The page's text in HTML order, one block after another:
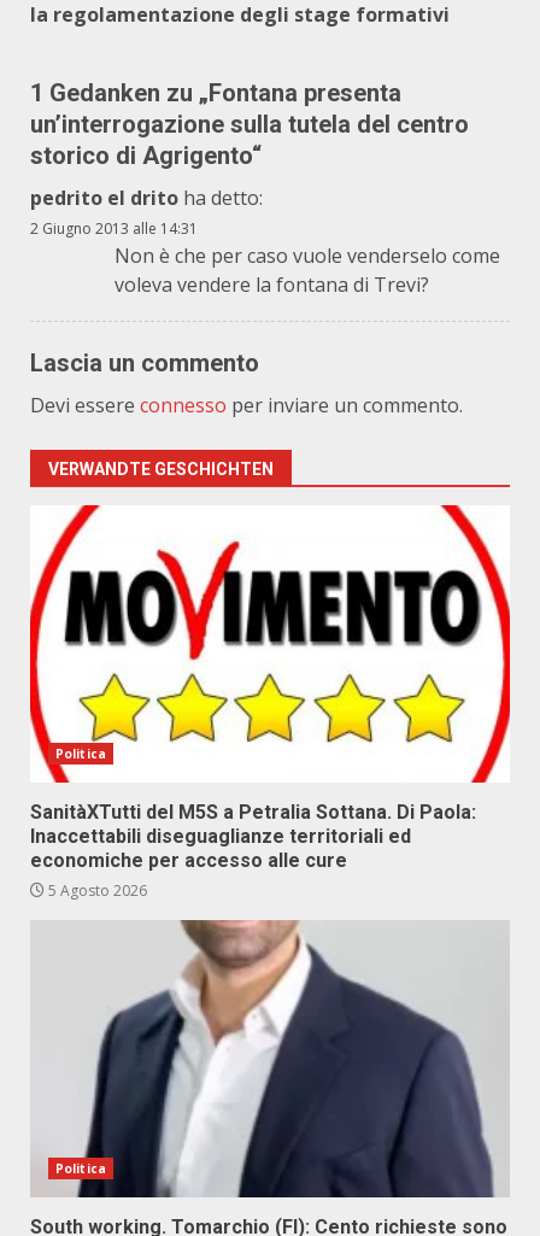
la regolamentazione degli stage formativi
1 Gedanken zu „Fontana presenta
un’interrogazione sulla tutela del centro
storico di Agrigento“
pedrito el drito ha detto:
2 Giugno 2013 alle 14:31
Non è che per caso vuole venderselo come
voleva vendere la fontana di Trevi?
Lascia un commento
Devi essere connesso per inviare un commento.
VERWANDTE GESCHICHTEN
Politica
SanitàXTutti del M5S a Petralia Sottana. Di Paola:
Inaccettabili diseguaglianze territoriali ed
economiche per accesso alle cure
5 Agosto 2026
Politica
South working. Tomarchio (FI): Cento richieste sono